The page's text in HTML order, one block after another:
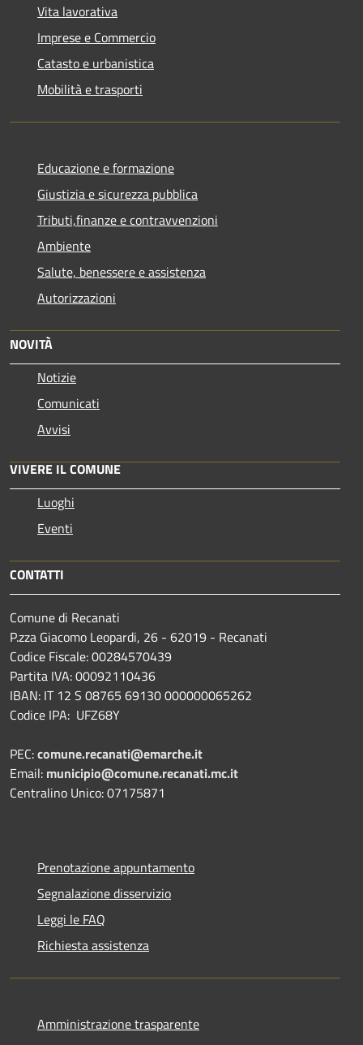
Vita lavorativa
Imprese e Commercio
Catasto e urbanistica
Mobilità e trasporti
Educazione e formazione
Giustizia e sicurezza pubblica
Tributi,finanze e contravvenzioni
Ambiente
Salute, benessere e assistenza
Autorizzazioni
NOVITÀ
Notizie
Comunicati
Avvisi
VIVERE IL COMUNE
Luoghi
Eventi
CONTATTI
Comune di Recanati
P.zza Giacomo Leopardi, 26 - 62019 - Recanati
Codice Fiscale: 00284570439
Partita IVA: 00092110436
IBAN: IT 12 S 08765 69130 000000065262
Codice IPA: UFZ68Y
PEC:comune.recanati@emarche.it
Email: municipio@comune.recanati.mc.it
Centralino Unico: 07175871
Prenotazione appuntamento
Segnalazione disservizio
Leggi le FAQ
Richiesta assistenza
Amministrazione trasparente